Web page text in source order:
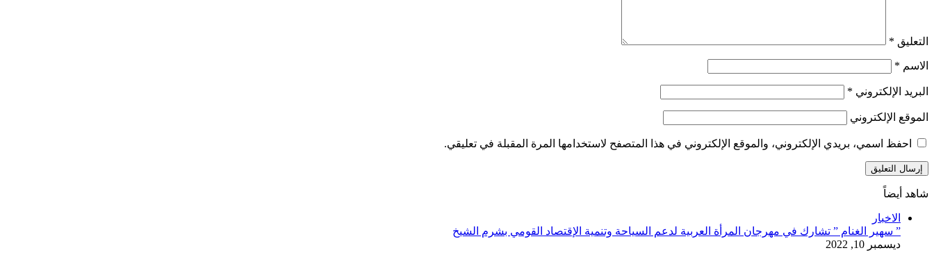
التعليق *
الاسم *
البريد الإلكتروني *
الموقع الإلكتروني
احفظ اسمي، بريدي الإلكتروني، والموقع الإلكتروني في هذا المتصفح لاستخدامها المرة المقبلة في تعليقي.
شاهد أيضاً
الاخبار
” سهير الغنام ” تشارك في مهرجان المرأة العربية لدعم السياحة وتنمية الإقتصاد القومي بشرم الشيخ
ديسمبر 10, 2022